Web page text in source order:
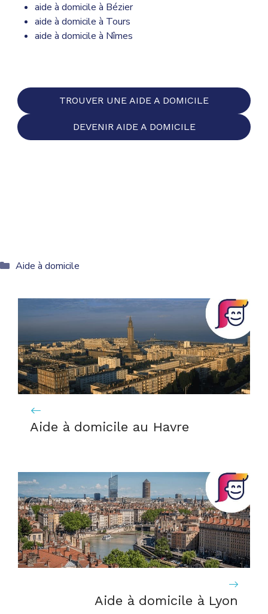
aide à domicile à Bézier
aide à domicile à Tours
aide à domicile à Nîmes
TROUVER UNE AIDE A DOMICILE
DEVENIR AIDE A DOMICILE
Catégories
Aide à domicile
Aide à domicile au Havre
Aide à domicile à Lyon